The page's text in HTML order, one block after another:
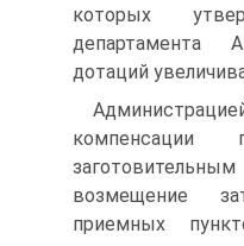
которых
департамента
дотаций
компенсации
возмещение
приемных